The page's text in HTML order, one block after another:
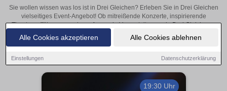
Alle Cookies akzeptieren Alle Cookies ablehnen
Einstellungen Datenschutzerklärung
Sie wollen wissen was los ist in Drei Gleichen? Erleben Sie in Drei Gleichen
vielseitiges Event-Angebot! Ob mitreißende Konzerte, inspirierende
Theateraufführungen oder aufregende Veranstaltungen in Drei Gleichen –
hier finden alles im Überblick und Tickets.
19:30 Uhr